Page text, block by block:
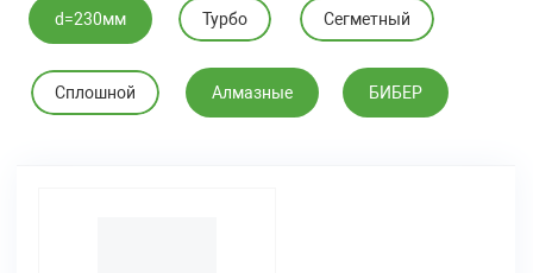
d=230мм Турбо Cегметный
Cплошной Алмазные БИБЕР